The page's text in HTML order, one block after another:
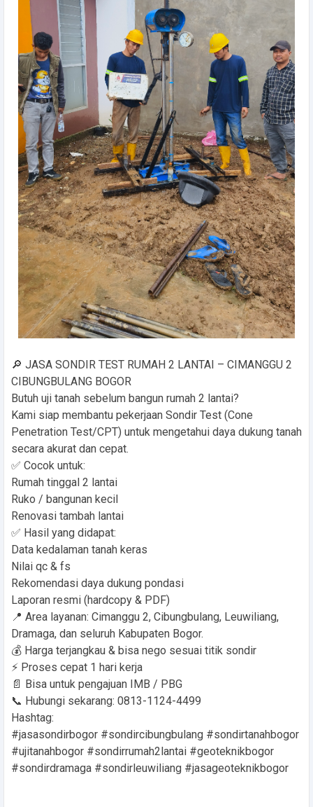
🔎 JASA SONDIR TEST RUMAH 2 LANTAI – CIMANGGU 2
CIBUNGBULANG BOGOR
Butuh uji tanah sebelum bangun rumah 2 lantai?
Kami siap membantu pekerjaan Sondir Test (Cone
Penetration Test/CPT) untuk mengetahui daya dukung tanah
secara akurat dan cepat.
✅ Cocok untuk:
Rumah tinggal 2 lantai
Ruko / bangunan kecil
Renovasi tambah lantai
✅ Hasil yang didapat:
Data kedalaman tanah keras
Nilai qc & fs
Rekomendasi daya dukung pondasi
Laporan resmi (hardcopy & PDF)
📍 Area layanan: Cimanggu 2, Cibungbulang, Leuwiliang,
Dramaga, dan seluruh Kabupaten Bogor.
💰 Harga terjangkau & bisa nego sesuai titik sondir
⚡ Proses cepat 1 hari kerja
📄 Bisa untuk pengajuan IMB / PBG
📞 Hubungi sekarang: 0813-1124-4499
Hashtag:
#jasasondirbogor #sondircibungbulang #sondirtanahbogor
#ujitanahbogor #sondirrumah2lantai #geoteknikbogor
#sondirdramaga #sondirleuwiliang #jasageoteknikbogor